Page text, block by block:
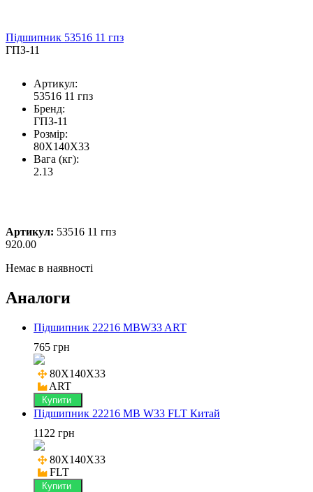
Підшипник 53516 11 гпз
ГПЗ-11
Артикул:
53516 11 гпз
Бренд:
ГПЗ-11
Розмір:
80X140X33
Вага (кг):
2.13
Артикул: 53516 11 гпз
920.00
Немає в наявності
Аналоги
Підшипник 22216 MBW33 ART
765 грн
80X140X33
ART
Купити
Підшипник 22216 MB W33 FLT Китай
1122 грн
80X140X33
FLT
Купити